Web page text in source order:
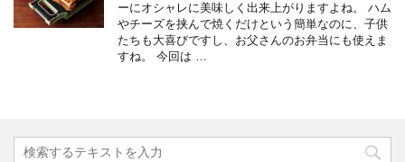
ーにオシャレに美味しく出来上がりますよね。 ハム
やチーズを挟んで焼くだけという簡単なのに、子供
たちも大喜びですし、お父さんのお弁当にも使えま
すね。 今回は …